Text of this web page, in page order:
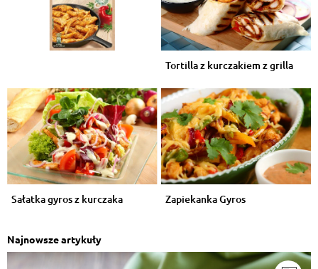
Tortilla z kurczakiem z grilla
Sałatka gyros z kurczaka Zapiekanka Gyros
Najnowsze artykuły